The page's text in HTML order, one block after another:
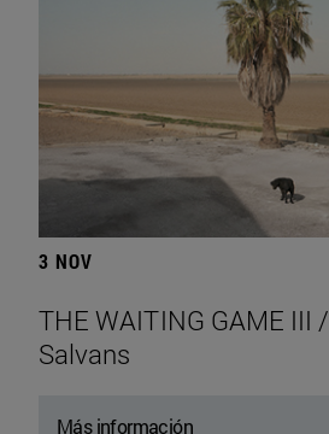
3 NOV
THE WAITING GAME III
Salvans
Más información